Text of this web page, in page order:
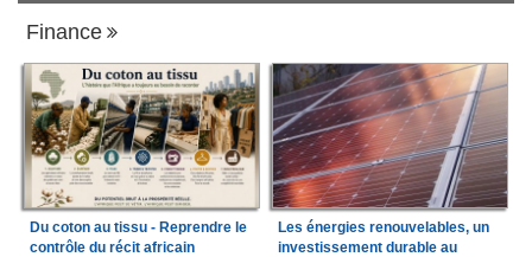
Finance
Du coton au tissu - Reprendre le
contrôle du récit africain
Les énergies renouvelables, un
investissement durable au